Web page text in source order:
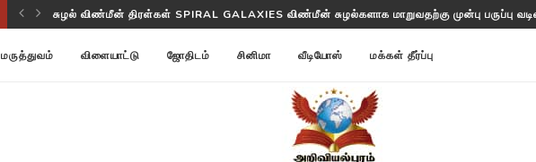
சுழல் விண்மீன் திரள்கள் SPIRAL GALAXIES விண்மீன் சுழல்களாக மாறுவதற்கு முன்பு பருப்பு
மருத்துவம் விளையாட்டு ஜோதிடம் சினிமா வீடியோஸ் மக்கள் தீர்ப்பு